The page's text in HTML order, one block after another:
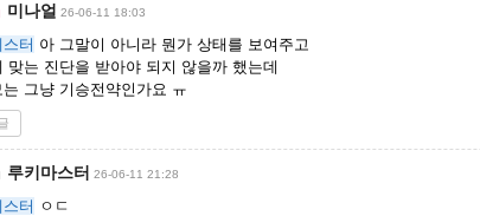
미나얼 26-06-11 18:03
터 아 그말이 아니라 뭔가 상태를 보여주고
맞는 진단을 받아야 되지 않을까 했는데
는 그냥 기승전약인가요 ㅠ
루키마스터 26-06-11 21:28
터 ㅇㄷ